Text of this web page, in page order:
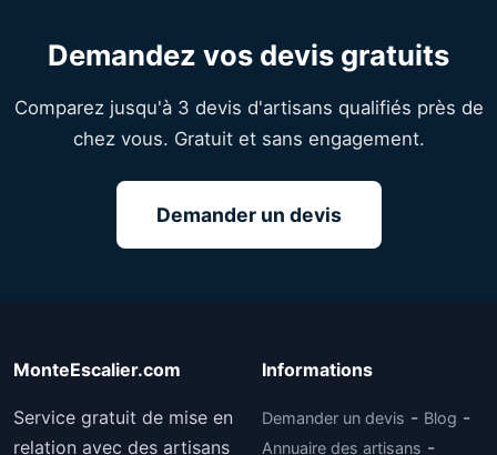
Demandez vos devis gratuits
Comparez jusqu'à 3 devis d'artisans qualifiés près de
chez vous. Gratuit et sans engagement.
Demander un devis
MonteEscalier.com
Service gratuit de mise en
relation avec des artisans
Informations
Demander un devis - Blog -
Annuaire des artisans -